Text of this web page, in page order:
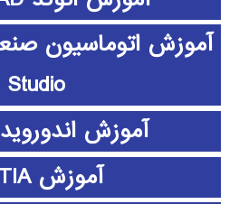
Studio
آموزش اندوروید android
آموزش CATIA